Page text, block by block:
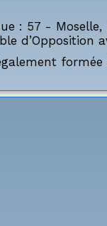
: 57 - Moselle,
d’Opposition